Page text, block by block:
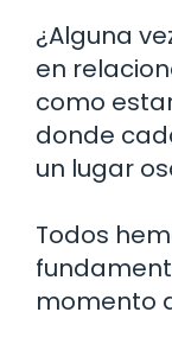
¿Alguna
en
como
donde
un lugar
Todos
momento